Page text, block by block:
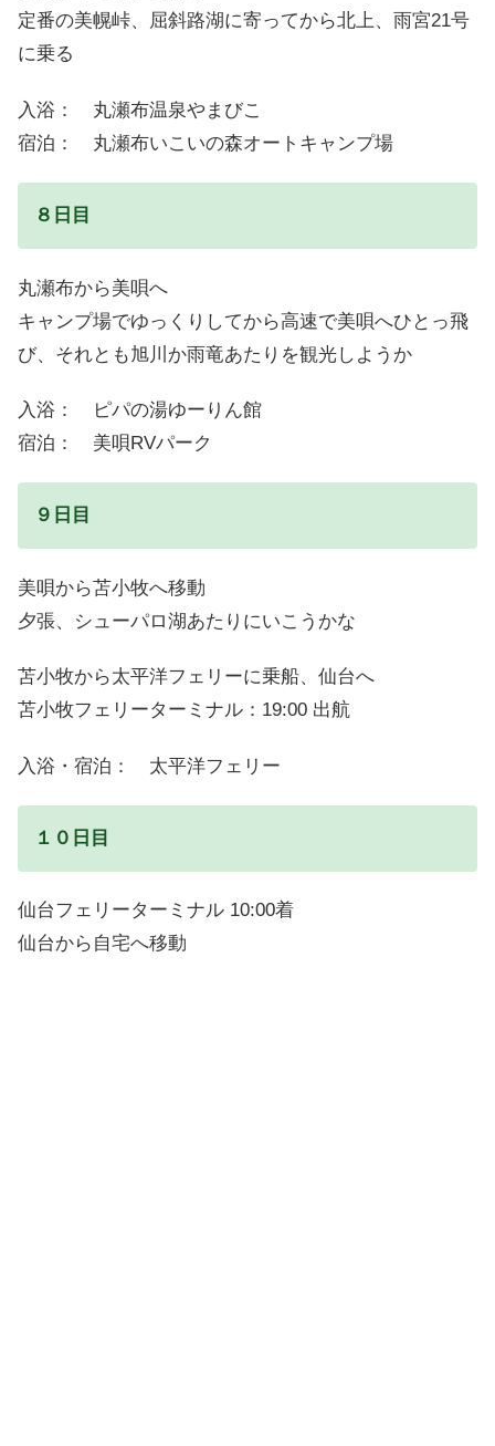
定番の美幌峠、屈斜路湖に寄ってから北上、雨宮21号
に乗る
入浴： 丸瀬布温泉やまびこ
宿泊： 丸瀬布いこいの森オートキャンプ場
８日目
丸瀬布から美唄へ
キャンプ場でゆっくりしてから高速で美唄へひとっ飛
び、それとも旭川か雨竜あたりを観光しようか
入浴： ピパの湯ゆーりん館
宿泊： 美唄RVパーク
９日目
美唄から苫小牧へ移動
夕張、シューパロ湖あたりにいこうかな
苫小牧から太平洋フェリーに乗船、仙台へ
苫小牧フェリーターミナル：19:00 出航
入浴・宿泊： 太平洋フェリー
１０日目
仙台フェリーターミナル 10:00着
仙台から自宅へ移動